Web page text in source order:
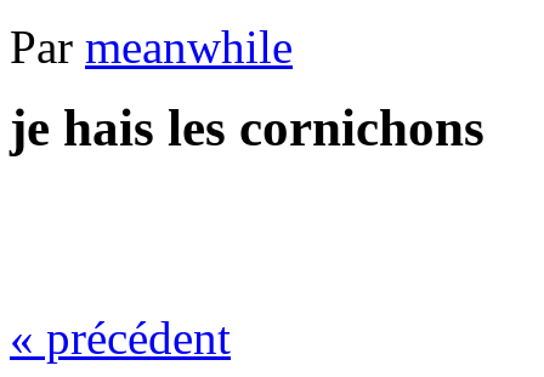
Par meanwhile
je hais les cornichons
« précédent